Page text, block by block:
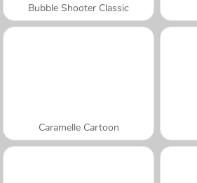
Bubble Shooter Classic
Caramelle Cartoon